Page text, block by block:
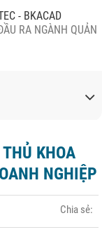
- BKACAD
RA NGÀNH QUẢN
KHOA
NGHIỆP
Chia sẻ: